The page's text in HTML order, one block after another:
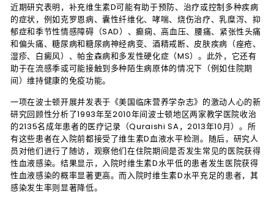
近期研究表明，补充维生素D可能有助于预防、治疗或控制多种疾病
的症状，例如克罗恩病、囊性纤维化、哮喘、烧伤治疗、乳糜泻、抑
郁症和季节性情感障碍（SAD）、癫痫、高血压、腰痛、紧张性头痛
和偏头痛、糖尿病和糖尿病神经病变、酒精戒断、皮肤疾病（痤疮、
湿疹、白癜风）、帕金森病和多发性硬化症（MS）。此外，它还有
助于在流感季或可能接触到多种陌生病原体的情况下（例如住院期
间）维持健康的免疫功能。
一项在波士顿开展并发表于《美国临床营养学杂志》的激动人心的新
研究回顾性分析了1993年至2010年间波士顿地区两家教学医院收治
的2135名成年患者的医疗记录（Quraishi SA，2013年10月）。所
有这些患者在入院前都接受了维生素D血液水平检测。随后，研究人
员对他们进行了随访，观察他们在住院期间是否发生常见的医院获得
性血液感染。结果显示，入院时维生素D水平低的患者发生医院获得
性血液感染的概率显著更高。而入院时维生素D水平充足的患者，其
感染发生率则显著降低。